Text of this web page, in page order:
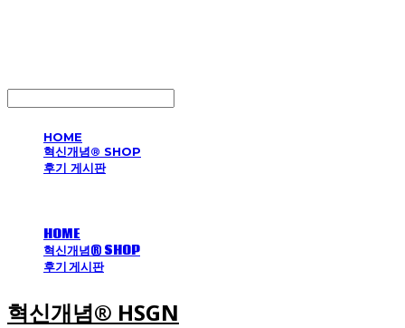
HOME
혁신개념® SHOP
후기 게시판
HOME
혁신개념® SHOP
후기 게시판
혁신개념® HSGN